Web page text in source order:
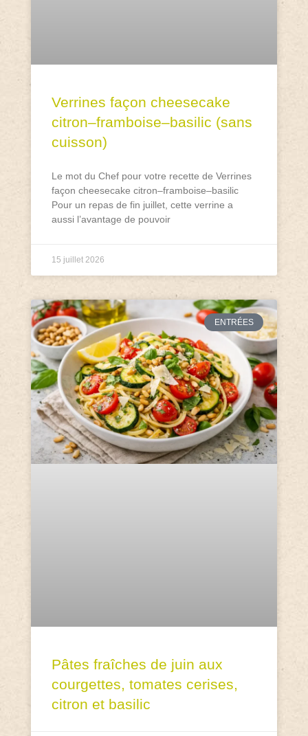
Verrines façon cheesecake
citron–framboise–basilic (sans
cuisson)
Le mot du Chef pour votre recette de Verrines
façon cheesecake citron–framboise–basilic
Pour un repas de fin juillet, cette verrine a
aussi l’avantage de pouvoir
15 juillet 2026
ENTRÉES
Pâtes fraîches de juin aux
courgettes, tomates cerises,
citron et basilic